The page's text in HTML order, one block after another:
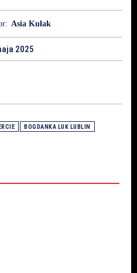
Asia Kułak
2025
BOGDANKA LUK LUBLIN